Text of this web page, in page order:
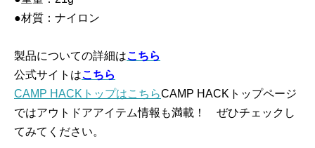
●材質：ナイロン
製品についての詳細はこちら
公式サイトはこちら
CAMP HACKトップはこちらCAMP HACKトップページ
ではアウトドアアイテム情報も満載！ ぜひチェックし
てみてください。